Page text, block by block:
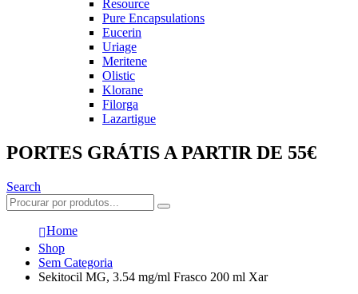
Resource
Pure Encapsulations
Eucerin
Uriage
Meritene
Olistic
Klorane
Filorga
Lazartigue
PORTES GRÁTIS A PARTIR DE 55€
Search
Home
Shop
Sem Categoria
Sekitocil MG, 3.54 mg/ml Frasco 200 ml Xar